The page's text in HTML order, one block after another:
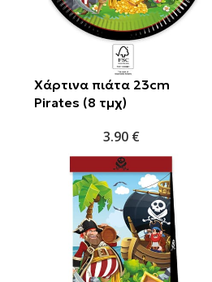
Χάρτινα πιάτα 23cm
Pirates (8 τμχ)
3.90 €